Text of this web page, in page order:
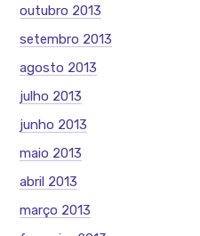
outubro 2013
setembro 2013
agosto 2013
julho 2013
junho 2013
maio 2013
abril 2013
março 2013